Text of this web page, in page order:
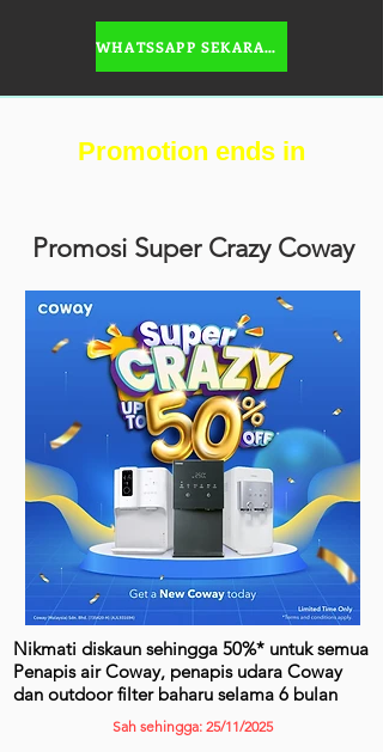
WHATSSAPP SEKARANG
Promotion ends in
Promosi Super Crazy Coway
Nikmati diskaun sehingga 50%* untuk semua
Penapis air Coway, penapis udara Coway
dan outdoor filter baharu selama 6 bulan
Sah sehingga: 25/11/2025